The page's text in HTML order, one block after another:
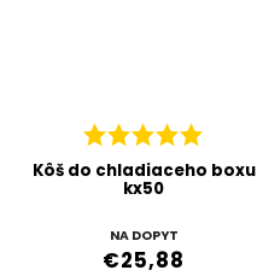
Kôš do chladiaceho boxu
kx50
NA DOPYT
€25,88